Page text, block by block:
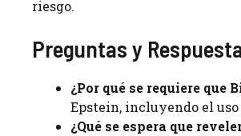
riesgo.
Preguntas y
¿Por qué se requiere
Epstein, incluyendo el
¿Qué se espera que